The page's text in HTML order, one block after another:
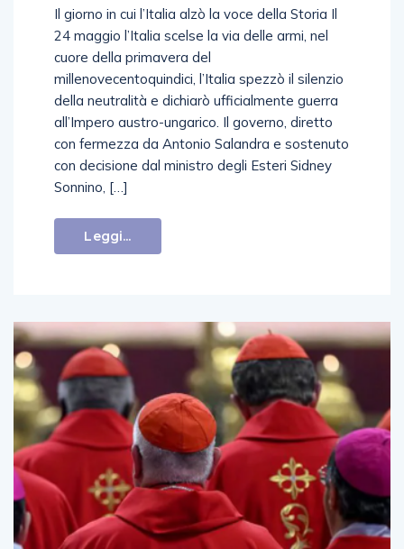
Il giorno in cui l’Italia alzò la voce della Storia Il
24 maggio l’Italia scelse la via delle armi, nel
cuore della primavera del
millenovecentoquindici, l’Italia spezzò il silenzio
della neutralità e dichiarò ufficialmente guerra
all’Impero austro-ungarico. Il governo, diretto
con fermezza da Antonio Salandra e sostenuto
con decisione dal ministro degli Esteri Sidney
Sonnino, […]
Leggi...